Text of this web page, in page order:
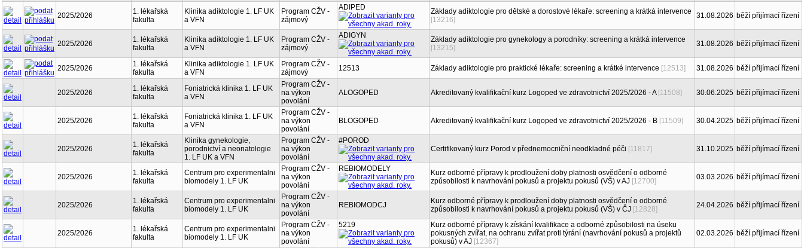
2025/2026
1. lékařská
fakulta
Klinika adiktologie 1. LF UK
a VFN
Program CŽV -
zájmový
ADIPED
Základy adiktologie pro dětské a dorostové lékaře: screening a krátká intervence
[13216]
31.08.2026 běží přijímací řízení
2025/2026
1. lékařská
fakulta
Klinika adiktologie 1. LF UK
a VFN
Program CŽV -
zájmový
ADIGYN
Základy adiktologie pro gynekology a porodníky: screening a krátká intervence
[13215]
31.08.2026 běží přijímací řízení
2025/2026
1. lékařská
fakulta
Klinika adiktologie 1. LF UK
a VFN
Program CŽV -
zájmový
12513 Základy adiktologie pro praktické lékaře: screening a krátké intervence [12513] 31.08.2026 běží přijímací řízení
2025/2026
1. lékařská
fakulta
Foniatrická klinika 1. LF UK
a VFN
Program CŽV -
na výkon
povolání
ALOGOPED Akreditovaný kvalifikační kurz Logoped ve zdravotnictví 2025/2026 - A [11508] 30.06.2025 běží přijímací řízení
2025/2026
1. lékařská
fakulta
Foniatrická klinika 1. LF UK
a VFN
Program CŽV -
na výkon
povolání
BLOGOPED Akreditovaný kvalifikační kurz Logoped ve zdravotnictví 2025/2026 - B [11509] 30.04.2025 běží přijímací řízení
2025/2026
1. lékařská
fakulta
Klinika gynekologie,
porodnictví a neonatologie
1. LF UK a VFN
Program CŽV -
na výkon
povolání
#POROD
Certifikovaný kurz Porod v přednemocniční neodkladné péči [11817] 31.10.2025 běží přijímací řízení
2025/2026
1. lékařská
fakulta
Centrum pro experimentalni
biomodely 1. LF UK
Program CŽV -
na výkon
povolání
REBIOMODELY
Kurz odborné přípravy k prodloužení doby platnosti osvědčení o odborné
způsobilosti k navrhování pokusů a projektu pokusů (VŠ) v AJ [12700] 03.03.2026 běží přijímací řízení
2025/2026
1. lékařská
fakulta
Centrum pro experimentalni
biomodely 1. LF UK
Program CŽV -
na výkon
povolání
REBIOMODCJ
Kurz odborné přípravy k prodloužení doby platnosti osvědčení o odborné
způsobilosti k navrhování pokusů a projektu pokusů (VŠ) v ČJ [12828] 24.04.2026 běží přijímací řízení
2025/2026
1. lékařská
fakulta
Centrum pro experimentalni
biomodely 1. LF UK
Program CŽV -
na výkon
povolání
5219
Kurz odborné přípravy k získání kvalifikace a odborné způsobilosti na úseku
pokusných zvířat, na ochranu zvířat proti týrání (navrhování pokusů a projektů
pokusů) v AJ [12367]
02.03.2026 běží přijímací řízení